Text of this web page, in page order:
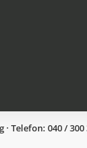
Telefon: 040 /